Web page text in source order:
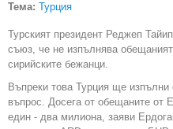
Тема: Турция
Турският президент Реджеп
съюз, че не изпълнява
сирийските бежанци.
Въпреки това Турция ще изпълни
въпрос. Досега от обещаните от
един - два милиона, заяви